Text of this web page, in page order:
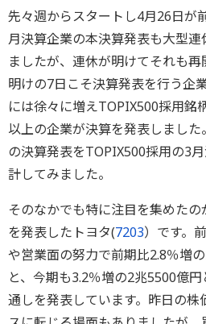
先々週からスタートし4月26日が
月決算企業の本決算発表も大型
ましたが、連休が明けてそれも
明けの7日こそ決算発表を行う企
には徐々に増えTOPIX500採用銘
以上の企業が決算を発表しまし
の決算発表をTOPIX500採用の3
計してみました。
そのなかでも特に注目を集めた
を発表したトヨタ(7203）です。
や営業面の努力で前期比2.8％増
と、今期も3.2％増の2兆5500億
通しを発表しています。昨日の株